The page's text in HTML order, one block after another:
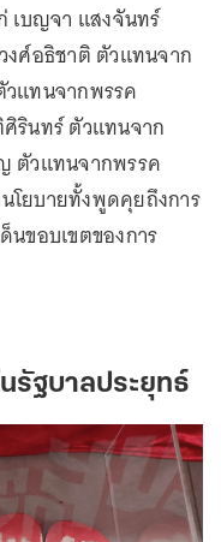
เบญจา แสงจันทร์
งศ์อธิชาติ ตัวแทนจาก
แทนจากพรรค
รินทร์ ตัวแทนจาก
ตัวแทนจากพรรค
โยบายทั้งพูดคุยถึงการ
นขอบเขตของการ
รัฐบาลประยุทธ์